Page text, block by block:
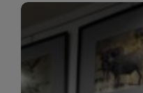
W tej zakładce